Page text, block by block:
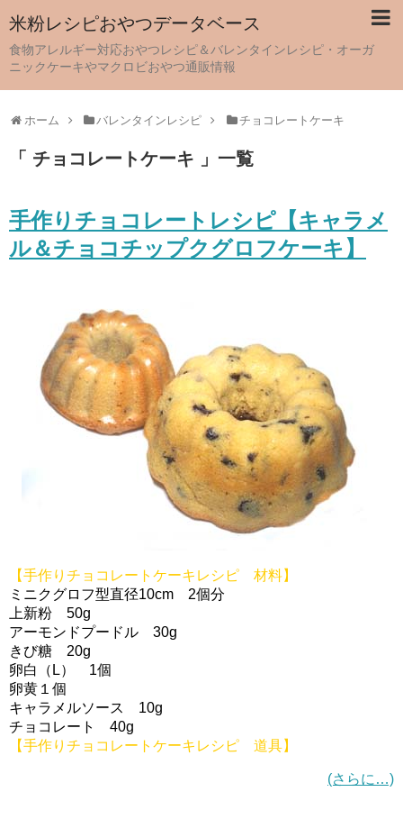
米粉レシピおやつデータベース
食物アレルギー対応おやつレシピ＆バレンタインレシピ・オーガ
ニックケーキやマクロビおやつ通販情報
ホーム バレンタインレシピ チョコレートケーキ
「 チョコレートケーキ 」一覧
手作りチョコレートレシピ【キャラメ
ル＆チョコチップクグロフケーキ】
【手作りチョコレートケーキレシピ 材料】
ミニクグロフ型直径10cm 2個分
上新粉 50g
アーモンドプードル 30g
きび糖 20g
卵白（L） 1個
卵黄１個
キャラメルソース 10g
チョコレート 40g
【手作りチョコレートケーキレシピ 道具】
(さらに…)